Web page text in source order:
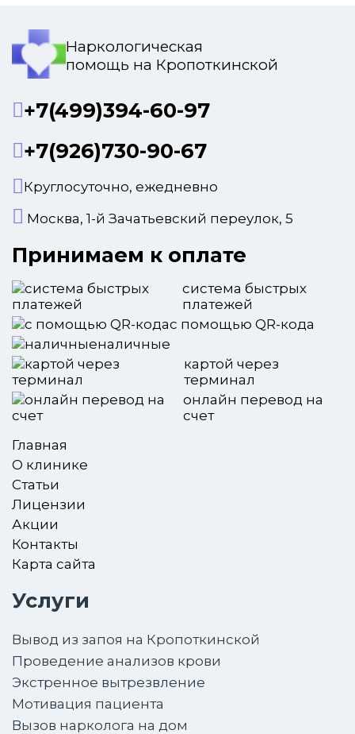
Наркологическая
помощь на Кропоткинской
+7(499)394-60-97
+7(926)730-90-67
Круглосуточно, ежедневно
Москва, 1-й Зачатьевский переулок, 5
Принимаем к оплате
система быстрых
платежей
с помощью QR-кода
наличные
картой через
терминал
онлайн перевод на
счет
Главная
О клинике
Статьи
Лицензии
Акции
Контакты
Карта сайта
Услуги
Вывод из запоя на Кропоткинской
Проведение анализов крови
Экстренное вытрезвление
Мотивация пациента
Вызов нарколога на дом